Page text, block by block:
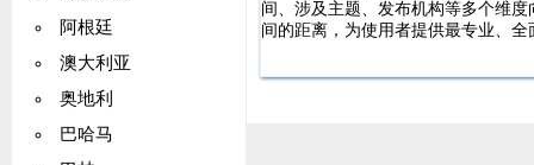
阿根廷
澳大利亚
奥地利
巴哈马
间、涉及主题、发布机构等多个维
间的距离，为使用者提供最专业、